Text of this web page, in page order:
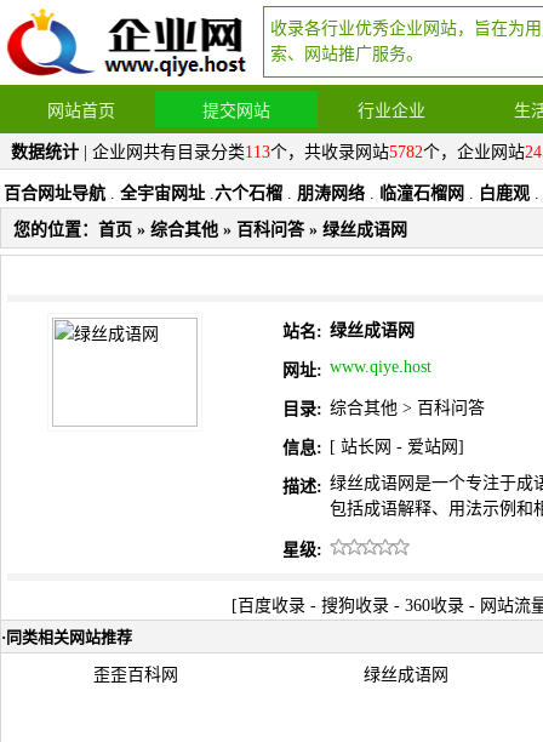
收录各行业优秀企业网站，旨在为
索、网站推广服务。
网站首页 提交网站 行业企业 生
数据统计 | 企业网共有目录分类113个，共收录网站5782个，企业网站
百合网址导航 . 全宇宙网址 .六个石榴 . 朋涛网络 . 临潼石榴网 . 白鹿观 .
您的位置： 首页 » 综合其他 » 百科问答» 绿丝成语网
站名: 绿丝成语网
网址: www.qiye.host
目录: 综合其他 > 百科问答
信息: [ 站长网 - 爱站网 ]
描述: 绿丝成语网是一个专注于成
包括成语解释、用法示例和
星级:
[ 百度收录 - 搜狗收录 - 360收录 - 网站流
· 同类相关网站推荐
歪歪百科网 绿丝成语网